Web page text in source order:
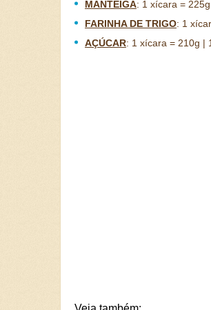
MANTEIGA: 1 xícara =
FARINHA DE TRIGO: 1
AÇÚCAR: 1 xícara = 210g |